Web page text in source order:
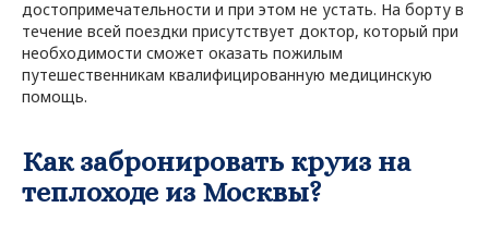
достопримечательности и при этом не устать. На борту в
течение всей поездки присутствует доктор, который при
необходимости сможет оказать пожилым
путешественникам квалифицированную медицинскую
помощь.
Как забронировать круиз на
теплоходе из Москвы?